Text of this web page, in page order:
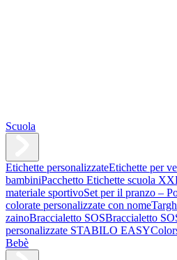
Scuola
Etichette personalizzateEtichette per
bambiniPacchetto Etichette scuola
materiale sportivoSet per il pranzo –
colorate personalizzate con nome
zainoBraccialetto SOSBraccialetto
personalizzate STABILO
Bebè